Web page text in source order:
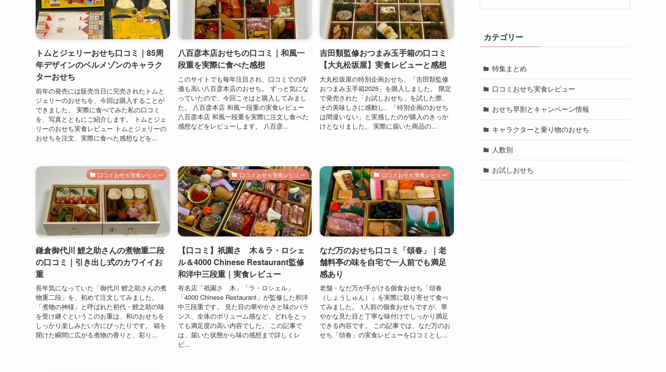
トムとジェリーおせち口コミ｜85周
年デザインのベルメゾンのキャラク
ターおせち
前年の発売には販売当日に完売されたトムと
ジェリーのおせちを、今回は購入することが
できました。 実際に食べてみた私の口コミ
を、写真とともにご紹介します。 トムとジェ
リーのおせち実食レビュー トムとジェリーの
おせちを注文、実際に食べた感想などを...
八百彦本店おせちの口コミ｜和風一
段重を実際に食べた感想
このサイトでも毎年注目され、口コミでの評
価も高い八百彦本店のおせち。 ずっと気にな
っていたので、今回こそはと購入してみまし
た。 八百彦本店 和風一段重の実食レビュー
八百彦本店 和風一段重を実際に注文し食べた
感想などをレビューします。 八百彦...
吉田類監修おつまみ玉手箱の口コミ
【大丸松坂屋】実食レビューと感想
大丸松坂屋の特別企画おせち、「吉田類監修
おつまみ玉手箱2025」を購入しました。 限定
で発売された「お試しおせち」を試した際、
その美味しさに感動し、「特別企画のおせち
は間違いない」と実感したのが購入のきっか
けとなりました。 実際に届いた商品の...
口コミおせち実食レビュー
鎌倉御代川 鯉之助さんの煮物重二段
の口コミ｜引き出し式のカワイイお
重
長年気になっていた「御代川 鯉之助さんの煮
物重二段」を、初めて注文してみました。
「煮物の神様」と呼ばれた初代・鯉之助の味
を受け継ぐというこのお重は、和のおせちを
しっかり楽しみたい方にぴったりです。 箱を
開けた瞬間に広がる煮物の香りと、彩り...
口コミおせち実食レビュー
【口コミ】祇園さゝ木＆ラ・ロシェ
ル＆4000 Chinese Restaurant監修
和洋中三段重｜実食レビュー
有名店「祇園さゝ木」「ラ・ロシェル」
「4000 Chinese Restaurant」が監修した和洋
中三段重です。 見た目の華やかさと味のバラ
ンス、全体のボリューム感など、どれをとっ
ても満足度の高い内容でした。 この記事で
は、届いた状態から味の感想まで詳しくレ
ビ...
口コミおせち実食レビュー
なだ万のおせち口コミ「頌春」｜老
舗料亭の味を自宅で一人前でも満足
感あり
老舗・なだ万が手がける個食おせち「頌春
（しょうしゅん）」を実際に取り寄せて食べ
てみました。 1人前の個食おせちですが、華
やかな見た目と丁寧な味付けでしっかり満足
できる内容です。 この記事では、なだ万のお
せち「頌春」の実食レビューを口コミとし...
カテゴリー
特集まとめ
口コミおせち実食レビュー
おせち早割とキャンペーン情報
キャラクターと乗り物のおせち
人数別
お試しおせち